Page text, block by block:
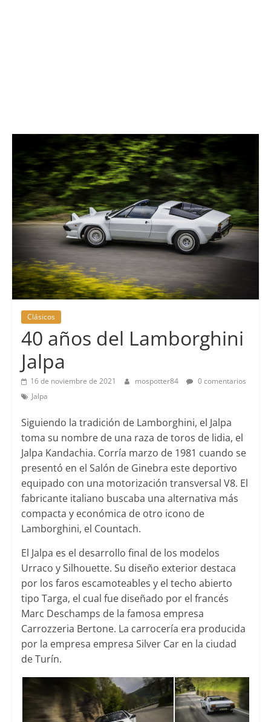
Clásicos
40 años del Lamborghini
Jalpa
16 de noviembre de 2021 mospotter84
0 comentarios
Jalpa
Siguiendo la tradición de Lamborghini, el Jalpa
toma su nombre de una raza de toros de lidia, el
Jalpa Kandachia. Corría marzo de 1981 cuando se
presentó en el Salón de Ginebra este deportivo
equipado con una motorización transversal V8. El
fabricante italiano buscaba una alternativa más
compacta y económica de otro icono de
Lamborghini, el Countach.
El Jalpa es el desarrollo final de los modelos
Urraco y Silhouette. Su diseño exterior destaca
por los faros escamoteables y el techo abierto
tipo Targa, el cual fue diseñado por el francés
Marc Deschamps de la famosa empresa
Carrozzeria Bertone. La carrocería era producida
por la empresa empresa Silver Car en la ciudad
de Turín.